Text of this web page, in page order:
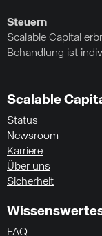
Steuern
Scalable Capital
Behandlung ist
Scalable
Status
Newsroom
Karriere
Über uns
Sicherheit
FAQ